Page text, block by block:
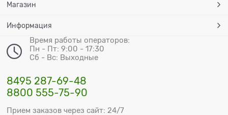
Магазин
Информация
Время работы операторов:
Пн - Пт: 9:00 - 17:30
Сб - Вс: Выходные
8495 287-69-48
8800 555-75-90
Прием заказов через сайт: 24/7